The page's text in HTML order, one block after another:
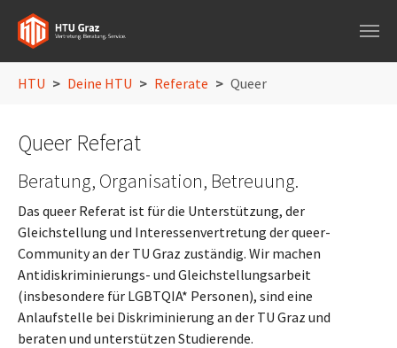
HTU Deine HTU Referate Queer
Queer Referat
Beratung, Organisation, Betreuung.
Das queer Referat ist für die Unterstützung, der
Gleichstellung und Interessenvertretung der queer-
Community an der TU Graz zuständig. Wir machen
Antidiskriminierungs- und Gleichstellungsarbeit
(insbesondere für LGBTQIA* Personen), sind eine
Anlaufstelle bei Diskriminierung an der TU Graz und
beraten und unterstützen Studierende.